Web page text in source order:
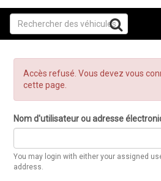
Message
d'erreur
Accès refusé. Vous devez vous
cette page.
Nom d'utilisateur ou adresse
You may login with either your assigned
address.